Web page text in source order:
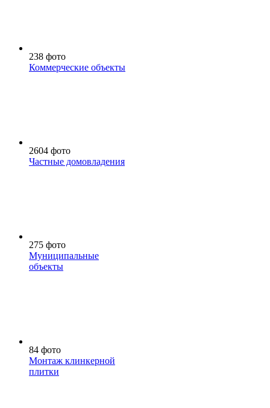
238 фото
Коммерческие объекты
2604 фото
Частные домовладения
275 фото
Муниципальные
объекты
84 фото
Монтаж клинкерной
плитки